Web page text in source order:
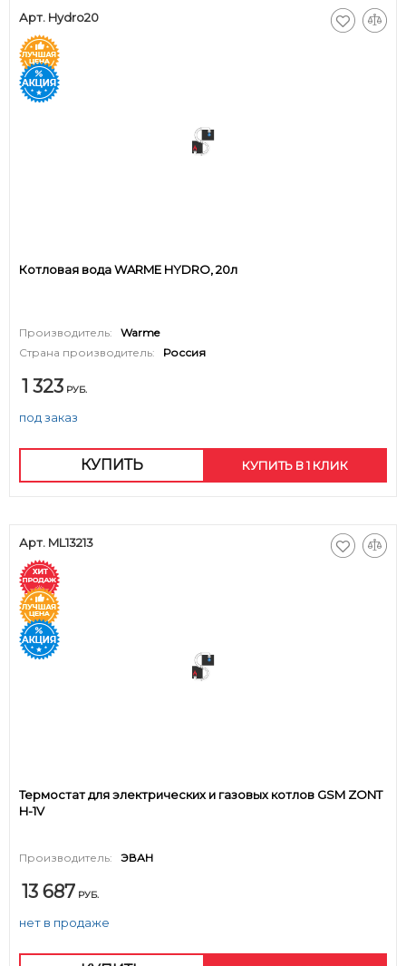
Арт. Hydro20
Котловая вода WARME HYDRO, 20л
Производитель:
Warme
Страна производитель:
Россия
1 323 РУБ.
под заказ
КУПИТЬ КУПИТЬ В 1 КЛИК
Арт. ML13213
Термостат для электрических и газовых котлов GSM ZONT
H-1V
Производитель: ЭВАН
13 687 РУБ.
нет в продаже